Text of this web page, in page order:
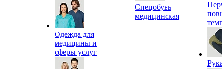
Одежда для
медицины и
сферы услуг
Спецобувь
медицинская